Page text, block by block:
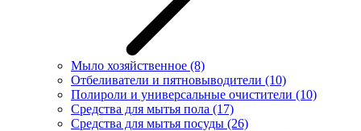
Мыло хозяйственное (8)
Отбеливатели и пятновыводители (10)
Полироли и универсальные очистители (10)
Средства для мытья пола (17)
Средства для мытья посуды (26)